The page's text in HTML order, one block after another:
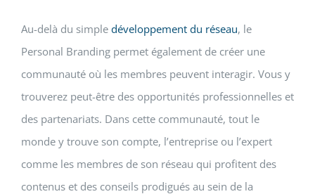
Au-delà du simple développement du réseau, le
Personal Branding permet également de créer une
communauté où les membres peuvent interagir. Vous y
trouverez peut-être des opportunités professionnelles et
des partenariats. Dans cette communauté, tout le
monde y trouve son compte, l’entreprise ou l’expert
comme les membres de son réseau qui profitent des
contenus et des conseils prodigués au sein de la